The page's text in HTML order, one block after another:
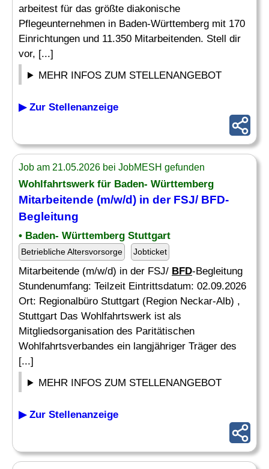
arbeitest für das größte diakonische
Pflegeunternehmen in Baden-Württemberg mit 170
Einrichtungen und 11.350 Mitarbeitenden. Stell dir
vor, [...]
MEHR INFOS ZUM STELLENANGEBOT
▶ Zur Stellenanzeige
Job am 21.05.2026 bei JobMESH gefunden
Wohlfahrtswerk für Baden- Württemberg
Mitarbeitende (m/w/d) in der FSJ/ BFD-
Begleitung
• Baden- Württemberg Stuttgart
Betriebliche Altersvorsorge Jobticket
Mitarbeitende (m/w/d) in der FSJ/ BFD-Begleitung
Stundenumfang: Teilzeit Eintrittsdatum: 02.09.2026
Ort: Regionalbüro Stuttgart (Region Neckar-Alb) ,
Stuttgart Das Wohlfahrtswerk ist als
Mitgliedsorganisation des Paritätischen
Wohlfahrtsverbandes ein langjähriger Träger des
[...]
MEHR INFOS ZUM STELLENANGEBOT
▶ Zur Stellenanzeige